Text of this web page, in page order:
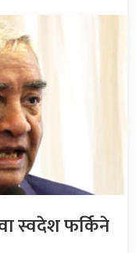
स्वदेश फर्किने